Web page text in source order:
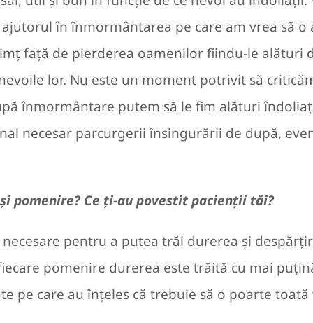
în înmormântarea pe care am vrea să
față de pierderea oamenilor fiindu-le alături
lor. Nu este un moment potrivit să
înmormântare putem să le fim alături
necesar parcurgerii însingurării de după,
pomenire? Ce ți-au povestit pacienții tăi?
pentru a putea trăi durerea și
pomenire durerea este trăită cu mai
pe care au înțeles că trebuie să o poarte toată